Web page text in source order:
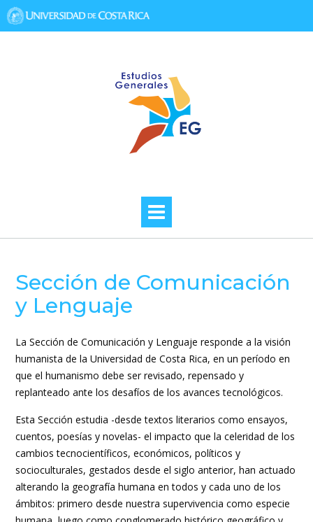
Sección de Comunicación
y Lenguaje
La Sección de Comunicación y Lenguaje responde a la visión
humanista de la Universidad de Costa Rica, en un período en
que el humanismo debe ser revisado, repensado y
replanteado ante los desafíos de los avances tecnológicos.
Esta Sección estudia -desde textos literarios como ensayos,
cuentos, poesías y novelas- el impacto que la celeridad de los
cambios tecnocientíficos, económicos, políticos y
socioculturales, gestados desde el siglo anterior, han actuado
alterando la geografía humana en todos y cada uno de los
ámbitos: primero desde nuestra supervivencia como especie